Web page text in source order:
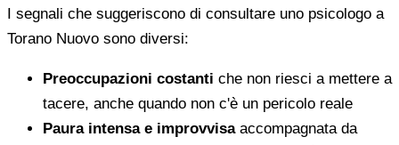
I segnali che suggeriscono di consultare uno psicologo a
Torano Nuovo sono diversi:
Preoccupazioni costanti che non riesci a mettere a
tacere, anche quando non c'è un pericolo reale
Paura intensa e improvvisaaccompagnata da